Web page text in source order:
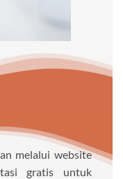
melalui website
gratis untuk